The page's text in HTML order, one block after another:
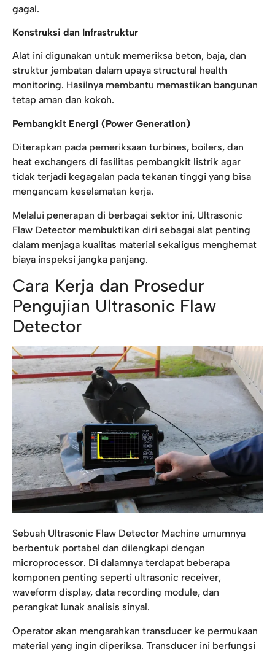
gagal.
Konstruksi dan Infrastruktur
Alat ini digunakan untuk memeriksa beton, baja, dan
struktur jembatan dalam upaya structural health
monitoring. Hasilnya membantu memastikan bangunan
tetap aman dan kokoh.
Pembangkit Energi (Power Generation)
Diterapkan pada pemeriksaan turbines, boilers, dan
heat exchangers di fasilitas pembangkit listrik agar
tidak terjadi kegagalan pada tekanan tinggi yang bisa
mengancam keselamatan kerja.
Melalui penerapan di berbagai sektor ini, Ultrasonic
Flaw Detector membuktikan diri sebagai alat penting
dalam menjaga kualitas material sekaligus menghemat
biaya inspeksi jangka panjang.
Cara Kerja dan Prosedur
Pengujian Ultrasonic Flaw
Detector
Sebuah Ultrasonic Flaw Detector Machine umumnya
berbentuk portabel dan dilengkapi dengan
microprocessor. Di dalamnya terdapat beberapa
komponen penting seperti ultrasonic receiver,
waveform display, data recording module, dan
perangkat lunak analisis sinyal.
Operator akan mengarahkan transducer ke permukaan
material yang ingin diperiksa. Transducer ini berfungsi